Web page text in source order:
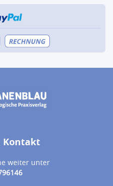
Kontakt
weiter unter